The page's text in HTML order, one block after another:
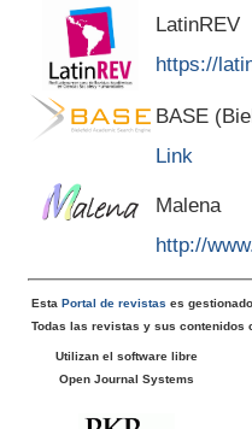
LatinREV
https://
BASE
Link
Malena
http://
EstaPortal de revistas es
Todas las revistas y sus
Utilizan el software libre
Open Journal Systems